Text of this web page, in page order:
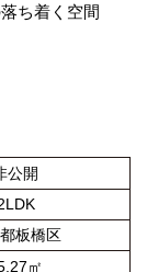
ち着く空間
公開
板橋区
㎡